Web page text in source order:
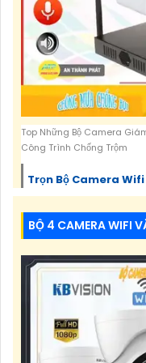
Top Những Bộ Camera
Công Trình Chống Trộm
Trọn Bộ Camera
Lắp Camera Wifi
NK44W0H Hikvision
Bộ 4 Camera Wifi
Trọn Bộ Camera
Thiết kế trọn bộ Bộ
trời KBvision đáng
BỘ 4 CAMERA WIFI